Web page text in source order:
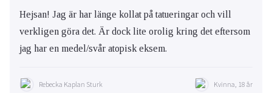
Hejsan! Jag är har länge kollat på tatueringar och vill
verkligen göra det. Är dock lite orolig kring det eftersom
jag har en medel/svår atopisk eksem.
Rebecka Kaplan Sturk Kvinna, 18 år